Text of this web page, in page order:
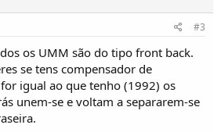
#3
os UMM são do tipo front back.
se tens compensador de
igual ao que tenho (1992) os
unem-se e voltam a separarem-se